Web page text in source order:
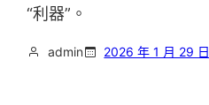
“利器”。
admin 2026 年 1 月 29 日